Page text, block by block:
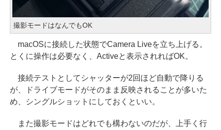
撮影モードはなんでもOK
macOSに接続した状態でCamera Liveを立ち上げる。
とくに操作は必要なく、Activeと表示されればOK。
接続テストとしてシャッターが2回ほど自動で降りる
が、ドライブモードがそのまま反映されることが多いた
め、シングルショットにしておくといい。
また撮影モードはどれでも構わないのだが、上手く行